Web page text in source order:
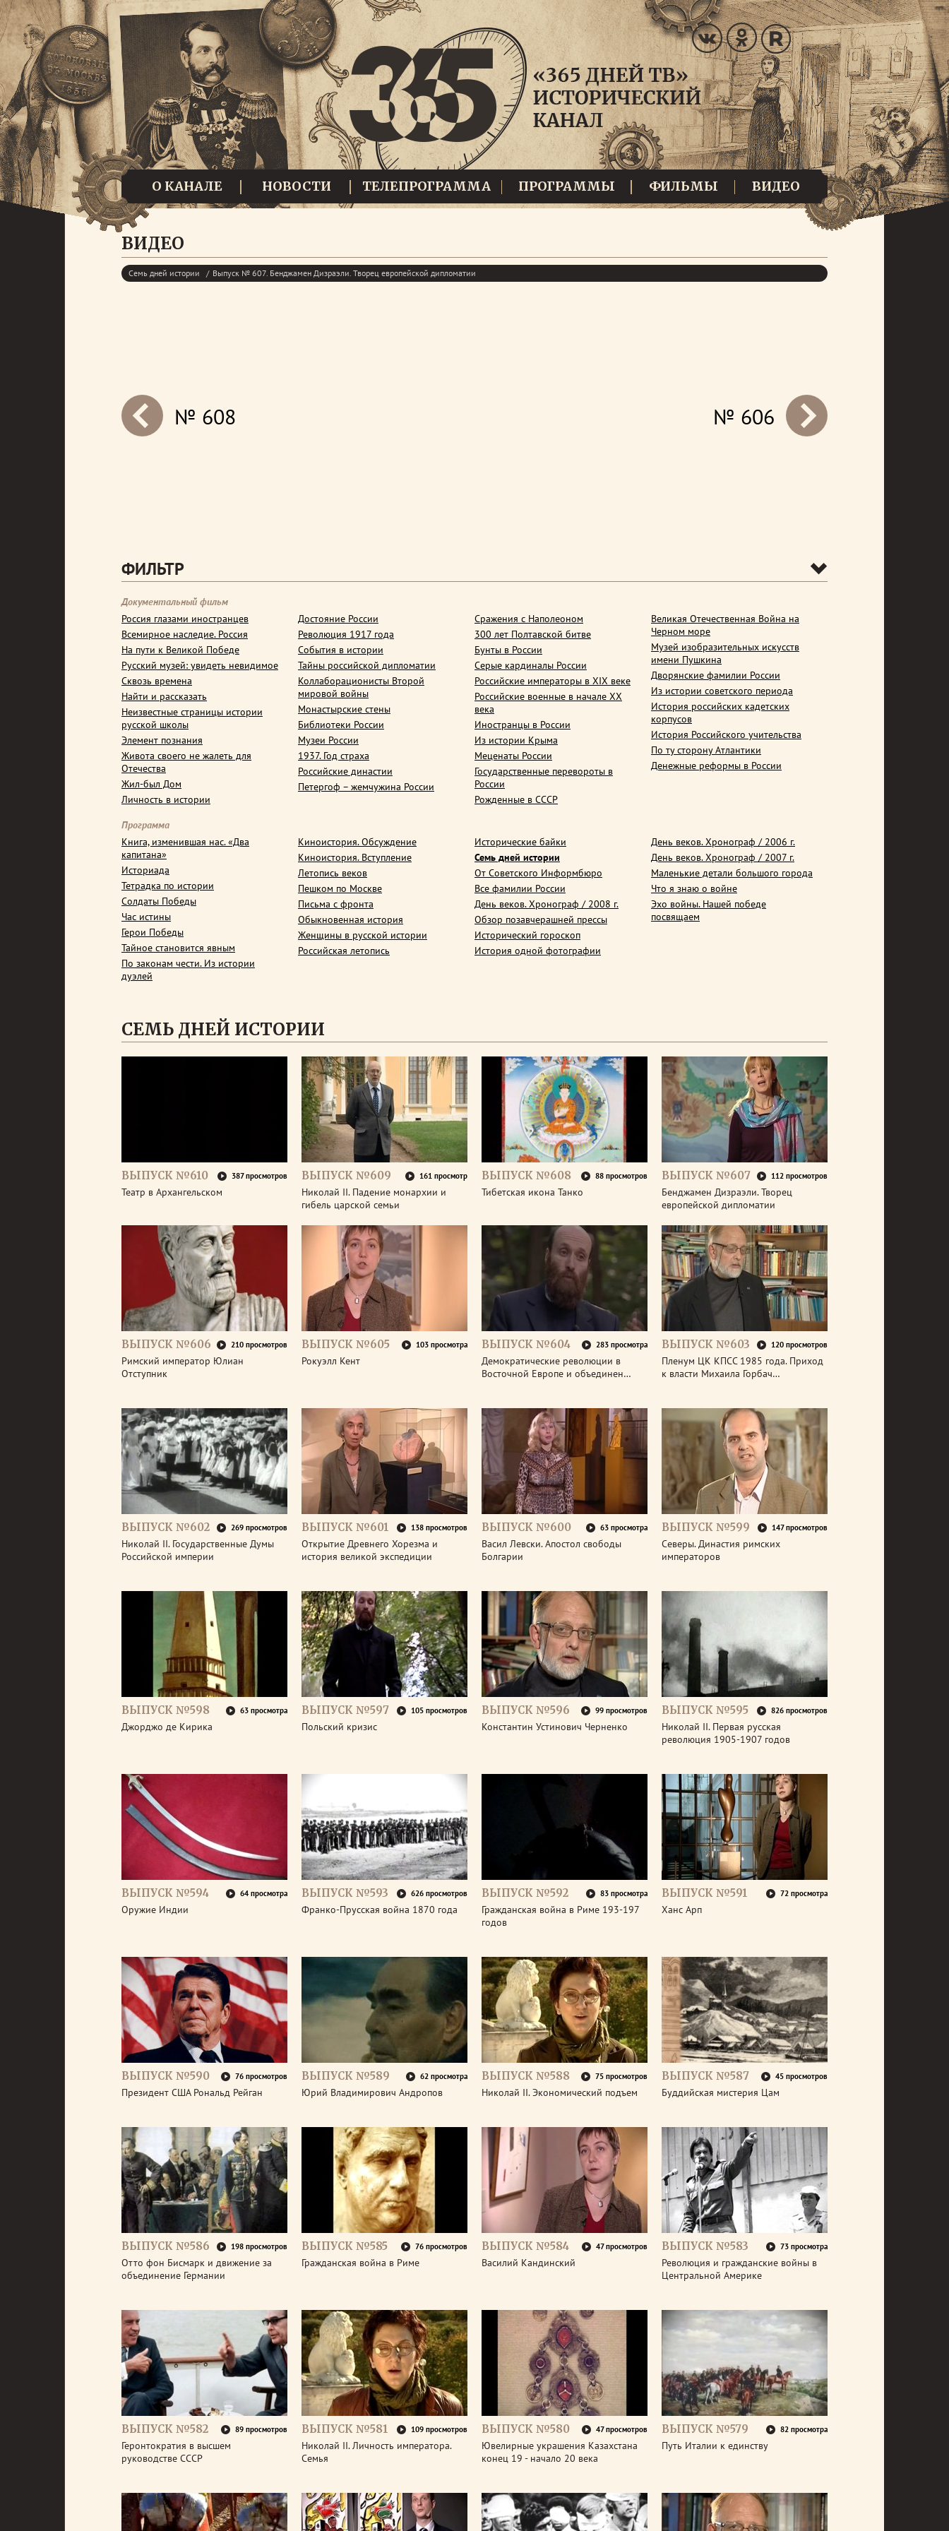
О КАНАЛЕ НОВОСТИ ТЕЛЕПРОГРАММА ПРОГРАММЫ ФИЛЬМЫ ВИДЕО
ВИДЕО
Семь дней истории Выпуск № 607. Бенджамен Дизраэли. Творец европейской дипломатии
prev
next № 606
№ 608
ФИЛЬТР
Документальный фильм
Россия глазами иностранцев
Всемирное наследие. Россия
На пути к Великой Победе
Русский музей: увидеть невидимое
Сквозь времена
Найти и рассказать
Неизвестные страницы истории
русской школы
Элемент познания
Живота своего не жалеть для
Отечества
Жил-был Дом
Личность в истории
Достояние России
Революция 1917 года
События в истории
Тайны российской дипломатии
Коллаборационисты Второй
мировой войны
Монастырские стены
Библиотеки России
Музеи России
1937. Год страха
Российские династии
Петергоф – жемчужина России
Сражения с Наполеоном
300 лет Полтавской битве
Бунты в России
Серые кардиналы России
Российские императоры в XIX веке
Российские военные в начале ХХ
века
Иностранцы в России
Из истории Крыма
Меценаты России
Государственные перевороты в
России
Рожденные в СССР
Великая Отечественная Война на
Черном море
Музей изобразительных искусств
имени Пушкина
Дворянские фамилии России
Из истории советского периода
История российских кадетских
корпусов
История Российского учительства
По ту сторону Атлантики
Денежные реформы в России
Программа
Книга, изменившая нас. «Два
капитана»
Историада
Тетрадка по истории
Солдаты Победы
Час истины
Герои Победы
Тайное становится явным
По законам чести. Из истории
дуэлей
Киноистория. Обсуждение
Киноистория. Вступление
Летопись веков
Пешком по Москве
Письма с фронта
Обыкновенная история
Женщины в русской истории
Российская летопись
Исторические байки
Семь дней истории
От Советского Информбюро
Все фамилии России
День веков. Хронограф / 2008 г.
Обзор позавчерашней прессы
Исторический гороскоп
История одной фотографии
День веков. Хронограф / 2006 г.
День веков. Хронограф / 2007 г.
Маленькие детали большого города
Что я знаю о войне
Эхо войны. Нашей победе
посвящаем
СЕМЬ ДНЕЙ ИСТОРИИ
ВЫПУСК №610 387 просмотров
Театр в Архангельском
ВЫПУСК №609 161 просмотр
Николай II. Падение монархии и
гибель царской семьи
ВЫПУСК №608 88 просмотров
Тибетская икона Танко
ВЫПУСК №607 112 просмотров
Бенджамен Дизраэли. Творец
европейской дипломатии
ВЫПУСК №606 210 просмотров
Римский император Юлиан
Отступник
ВЫПУСК №605 103 просмотра
Рокуэлл Кент
ВЫПУСК №604 283 просмотра
Демократические революции в
Восточной Европе и объединен…
ВЫПУСК №603 120 просмотров
Пленум ЦК КПСС 1985 года. Приход
к власти Михаила Горбач…
ВЫПУСК №602 269 просмотров
Николай II. Государственные Думы
Российской империи
ВЫПУСК №601 138 просмотров
Открытие Древнего Хорезма и
история великой экспедиции
ВЫПУСК №600 63 просмотра
Васил Левски. Апостол свободы
Болгарии
ВЫПУСК №599 147 просмотров
Северы. Династия римских
императоров
ВЫПУСК №598 63 просмотра
Джорджо де Кирика
ВЫПУСК №597 105 просмотров
Польский кризис
ВЫПУСК №596 99 просмотров
Константин Устинович Черненко
ВЫПУСК №595 826 просмотров
Николай II. Первая русская
революция 1905-1907 годов
ВЫПУСК №594 64 просмотра
Оружие Индии
ВЫПУСК №593 626 просмотров
Франко-Прусская война 1870 года
ВЫПУСК №592 83 просмотра
Гражданская война в Риме 193-197
годов
ВЫПУСК №591 72 просмотра
Ханс Арп
ВЫПУСК №590 76 просмотров
Президент США Рональд Рейган
ВЫПУСК №589 62 просмотра
Юрий Владимирович Андропов
ВЫПУСК №588 75 просмотров
Николай II. Экономический подъем
ВЫПУСК №587 45 просмотров
Буддийская мистерия Цам
ВЫПУСК №586 198 просмотров
Отто фон Бисмарк и движение за
объединение Германии
ВЫПУСК №585 76 просмотров
Гражданская война в Риме
ВЫПУСК №584 47 просмотров
Василий Кандинский
ВЫПУСК №583 73 просмотра
Революция и гражданские войны в
Центральной Америке
ВЫПУСК №582 89 просмотров
Геронтократия в высшем
руководстве СССР
ВЫПУСК №581 109 просмотров
Николай II. Личность императора.
Семья
ВЫПУСК №580 47 просмотров
Ювелирные украшения Казахстана
конец 19 - начало 20 века
ВЫПУСК №579 82 просмотра
Путь Италии к единству